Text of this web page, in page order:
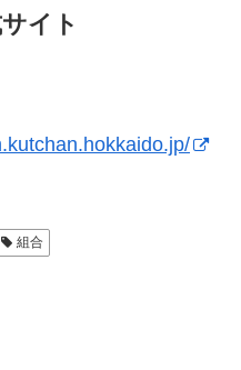
イト
組合